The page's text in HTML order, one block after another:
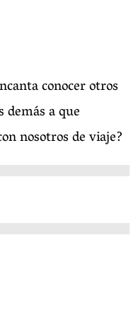
conocer otros
a que
nosotros de viaje?